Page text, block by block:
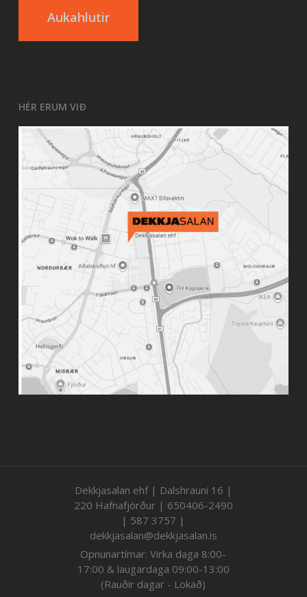
Aukahlutir
HÉR ERUM VIÐ
Dekkjasalan ehf | Dalshrauni 16 |
220 Hafnafjörður | 650406-2490
| 587 3757 |
dekkjasalan@dekkjasalan.is
Opnunartímar: Virka daga 8:00-
17:00 & laugardaga 09:00-13:00
(Rauðir dagar - Lokað)